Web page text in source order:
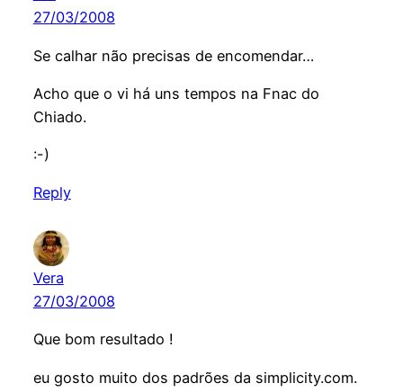
27/03/2008
Se calhar não precisas de encomendar…
Acho que o vi há uns tempos na Fnac do
Chiado.
:-)
Reply
Vera
27/03/2008
Que bom resultado !
eu gosto muito dos padrões da simplicity.com.